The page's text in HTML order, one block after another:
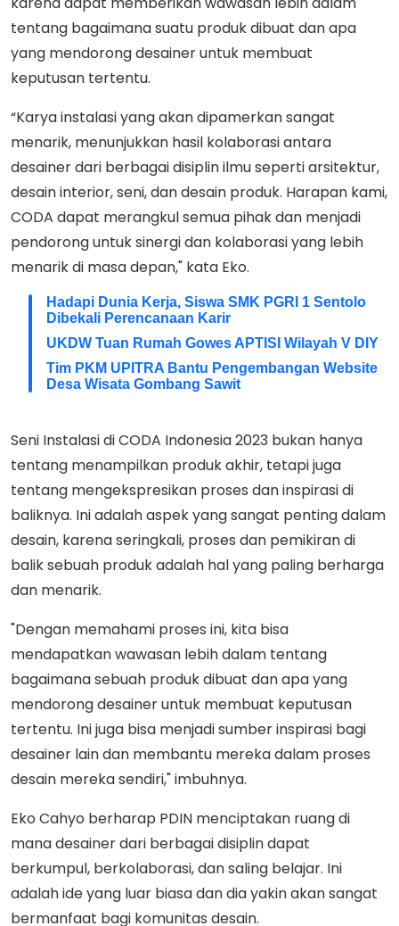
tentang bagaimana suatu produk dibuat dan apa
yang mendorong desainer untuk membuat
keputusan tertentu.
“Karya instalasi yang akan dipamerkan sangat
menarik, menunjukkan hasil kolaborasi antara
desainer dari berbagai disiplin ilmu seperti arsitektur,
desain interior, seni, dan desain produk. Harapan kami,
CODA dapat merangkul semua pihak dan menjadi
pendorong untuk sinergi dan kolaborasi yang lebih
menarik di masa depan," kata Eko.
Hadapi Dunia Kerja, Siswa SMK PGRI 1 Sentolo
Dibekali Perencanaan Karir
UKDW Tuan Rumah Gowes APTISI Wilayah V DIY
Tim PKM UPITRA Bantu Pengembangan Website
Desa Wisata Gombang Sawit
Seni Instalasi di CODA Indonesia 2023 bukan hanya
tentang menampilkan produk akhir, tetapi juga
tentang mengekspresikan proses dan inspirasi di
baliknya. Ini adalah aspek yang sangat penting dalam
desain, karena seringkali, proses dan pemikiran di
balik sebuah produk adalah hal yang paling berharga
dan menarik.
"Dengan memahami proses ini, kita bisa
mendapatkan wawasan lebih dalam tentang
bagaimana sebuah produk dibuat dan apa yang
mendorong desainer untuk membuat keputusan
tertentu. Ini juga bisa menjadi sumber inspirasi bagi
desainer lain dan membantu mereka dalam proses
desain mereka sendiri," imbuhnya.
Eko Cahyo berharap PDIN menciptakan ruang di
mana desainer dari berbagai disiplin dapat
berkumpul, berkolaborasi, dan saling belajar. Ini
adalah ide yang luar biasa dan dia yakin akan sangat
bermanfaat bagi komunitas desain.